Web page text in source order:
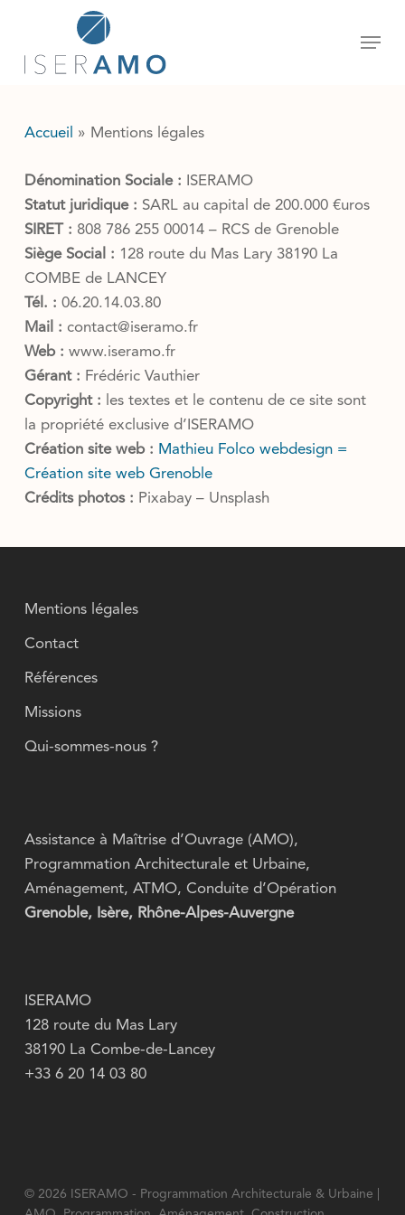
Menu
Accueil » Mentions légales
Dénomination Sociale :
ISERAMO
Statut juridique : SARL au capital de 200.000 €uros
SIRET : 808 786 255 00014 – RCS de Grenoble
Siège Social : 128 route du Mas Lary 38190 La
COMBE de LANCEY
Tél. : 06.20.14.03.80
Mail : contact@iseramo.fr
Web : www.iseramo.fr
Gérant : Frédéric Vauthier
Copyright : les textes et le contenu de ce site sont
la propriété exclusive d’ISERAMO
Création site web : Mathieu Folco webdesign =
Création site web Grenoble
Crédits photos : Pixabay – Unsplash
Mentions légales
Contact
Références
Missions
Qui-sommes-nous ?
Assistance à Maîtrise d’Ouvrage (AMO),
Programmation Architecturale et Urbaine,
Aménagement, ATMO, Conduite d’Opération
Grenoble, Isère, Rhône-Alpes-Auvergne
ISERAMO
128 route du Mas Lary
38190 La Combe-de-Lancey
+33 6 20 14 03 80
© 2026 ISERAMO - Programmation Architecturale & Urbaine |